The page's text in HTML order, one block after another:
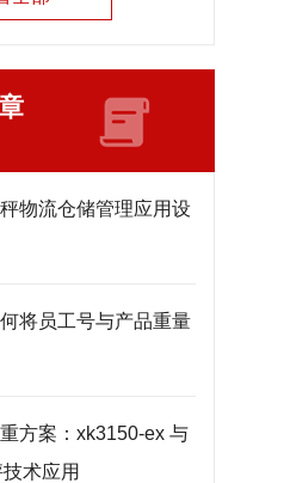
物流仓储管理应用设
将员工号与产品重量
方案：xk3150-ex 与
术应用